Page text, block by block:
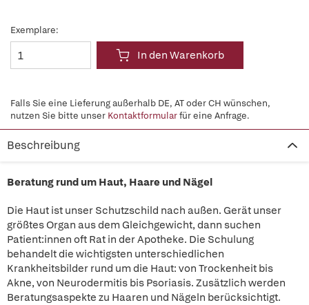
Exemplare:
In den Warenkorb
Falls Sie eine Lieferung außerhalb DE, AT oder CH wünschen,
nutzen Sie bitte unser Kontaktformularfür eine Anfrage.
Beschreibung
Beratung rund um Haut, Haare und Nägel
Die Haut ist unser Schutzschild nach außen. Gerät unser
größtes Organ aus dem Gleichgewicht, dann suchen
Patient:innen oft Rat in der Apotheke. Die Schulung
behandelt die wichtigsten unterschiedlichen
Krankheitsbilder rund um die Haut: von Trockenheit bis
Akne, von Neurodermitis bis Psoriasis. Zusätzlich werden
Beratungsaspekte zu Haaren und Nägeln berücksichtigt.